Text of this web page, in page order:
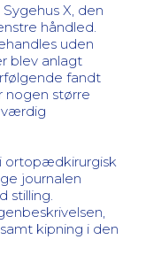
X, den
håndled.
uden
blev anlagt
fandt
nogen større
ortopædkirurgisk
journalen
stilling.
kipning i den